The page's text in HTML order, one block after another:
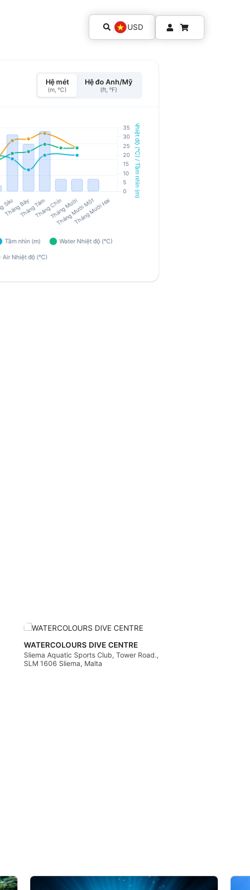
USD
Hệ mét
(m, °C)
Hệ đo Anh/Mỹ
(ft, °F)
WATERCOLOURS DIVE CENTRE
Sliema Aquatic Sports Club, Tower Road.,
SLM 1606 Sliema, Malta